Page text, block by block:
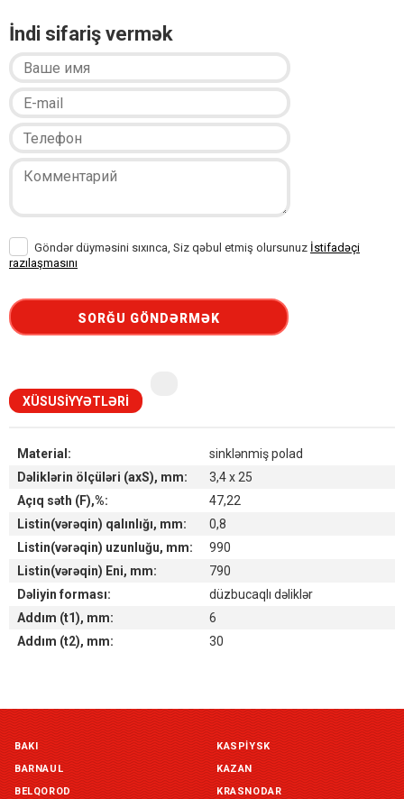
İndi sifariş vermək
Göndər düyməsini sıxınca, Siz qəbul etmiş olursunuz İstifadəçi
razılaşmasını
SORĞU GÖNDƏRMƏK
XÜSUSIYYƏTLƏRI
Material:
sinklənmiş polad
Dəliklərin ölçüləri (axS), mm:
3,4 x 25
Açıq səth (F),%:
47,22
Listin(vərəqin) qalınlığı, mm:
0,8
Listin(vərəqin) uzunluğu, mm:
990
Listin(vərəqin) Eni, mm:
790
Dəliyin forması:
düzbucaqlı dəliklər
Addım (t1), mm:
6
Addım (t2), mm:
30
Симферополь склад (г. Симферополь, ул. Монтажная, 33а)
in stock:not in stock
Склад ГП и товаров (г. Воронеж, ул. Красный Октябрь, 1а, )
BAKI
BARNAUL
BELQOROD
KASPIYSK
KAZAN
KRASNODAR